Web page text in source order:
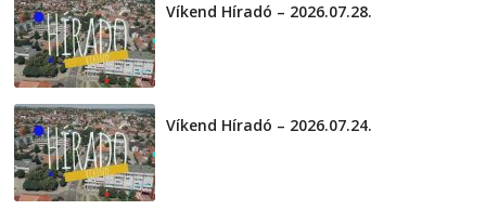
Víkend Híradó – 2026.07.28.
Víkend Híradó – 2026.07.24.